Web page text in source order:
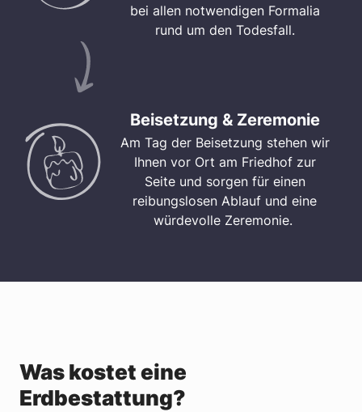
bei allen notwendigen Formalia
rund um den Todesfall.
Beisetzung & Zeremonie
Am Tag der Beisetzung stehen wir
Ihnen vor Ort am Friedhof zur
Seite und sorgen für einen
reibungslosen Ablauf und eine
würdevolle Zeremonie.
Was kostet eine
Erdbestattung?